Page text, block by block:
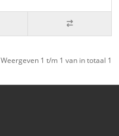
Weergeven 1 t/m 1 van in totaal 1